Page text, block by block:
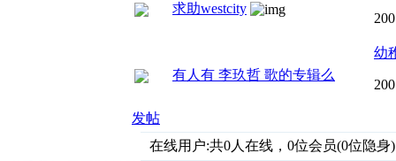
求助westcity
有人有 李玖哲 歌的专辑么
幼
发帖
在线用户:共0人在线，0位会员(0位隐身)